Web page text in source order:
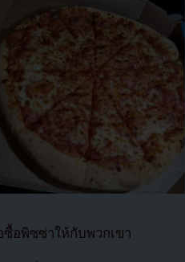
ซื้อพิซซ่าให้กับพวกเขา